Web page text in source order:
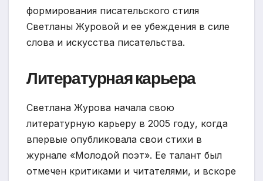
формирования писательского стиля
Светланы Журовой и ее убеждения в силе
слова и искусства писательства.
Литературная карьера
Светлана Журова начала свою
литературную карьеру в 2005 году, когда
впервые опубликовала свои стихи в
журнале «Молодой поэт». Ее талант был
отмечен критиками и читателями, и вскоре